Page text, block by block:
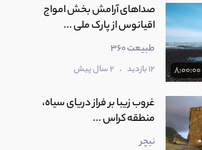
8:00:00
صداهای آرامش بخش امواج
اقیانوس از پارک ملی ...
طبیعت 360
12 بازدید . 2 سال پیش
غروب زیبا بر فراز دریای سیاه،
منطقه کراس ...
نیچر